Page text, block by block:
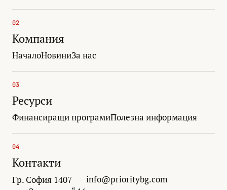
02
Компания
НачалоНовиниЗа нас
03
Ресурси
Финансиращи програмиПолезна информация
04
Контакти
Гр. София 1407
info@prioritybg.com